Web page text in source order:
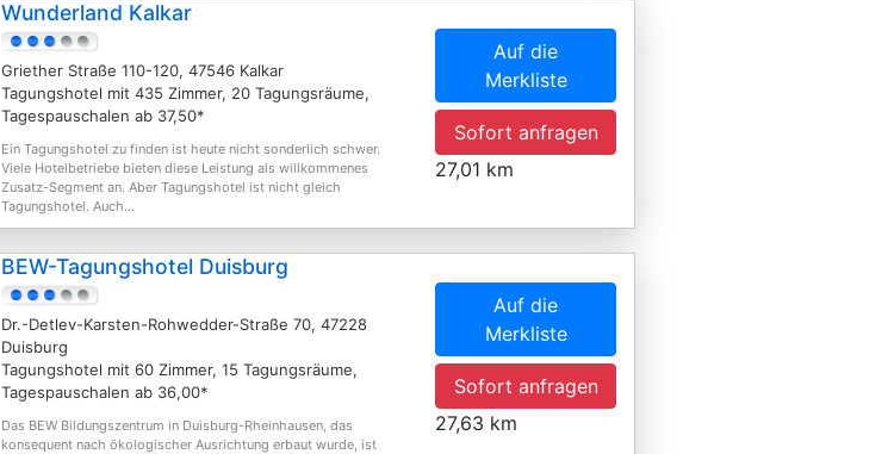
Wunderland Kalkar
Griether Straße 110-120, 47546 Kalkar
Tagungshotel mit 435 Zimmer, 20 Tagungsräume,
Tagespauschalen ab 37,50*
Ein Tagungshotel zu finden ist heute nicht sonderlich schwer.
Viele Hotelbetriebe bieten diese Leistung als willkommenes
Zusatz-Segment an. Aber Tagungshotel ist nicht gleich
Tagungshotel. Auch...
Auf die
Merkliste
Sofort anfragen
27,01 km
BEW-Tagungshotel Duisburg
Dr.-Detlev-Karsten-Rohwedder-Straße 70, 47228
Duisburg
Tagungshotel mit 60 Zimmer, 15 Tagungsräume,
Tagespauschalen ab 36,00*
Das BEW Bildungszentrum in Duisburg-Rheinhausen, das
konsequent nach ökologischer Ausrichtung erbaut wurde, ist
Auf die
Merkliste
Sofort anfragen
27,63 km